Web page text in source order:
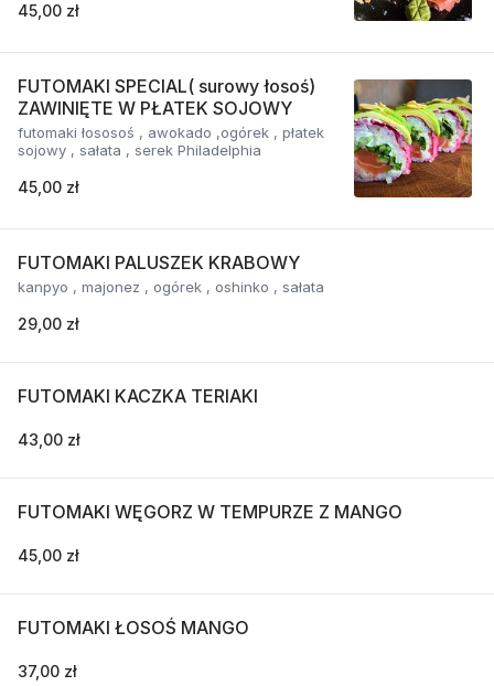
45,00 zł
FUTOMAKI SPECIAL( surowy łosoś)
ZAWINIĘTE W PŁATEK SOJOWY
futomaki łososoś , awokado ,ogórek , płatek
sojowy , sałata , serek Philadelphia
45,00 zł
FUTOMAKI PALUSZEK KRABOWY
kanpyo , majonez , ogórek , oshinko , sałata
29,00 zł
FUTOMAKI KACZKA TERIAKI
43,00 zł
FUTOMAKI WĘGORZ W TEMPURZE Z MANGO
45,00 zł
FUTOMAKI ŁOSOŚ MANGO
37,00 zł